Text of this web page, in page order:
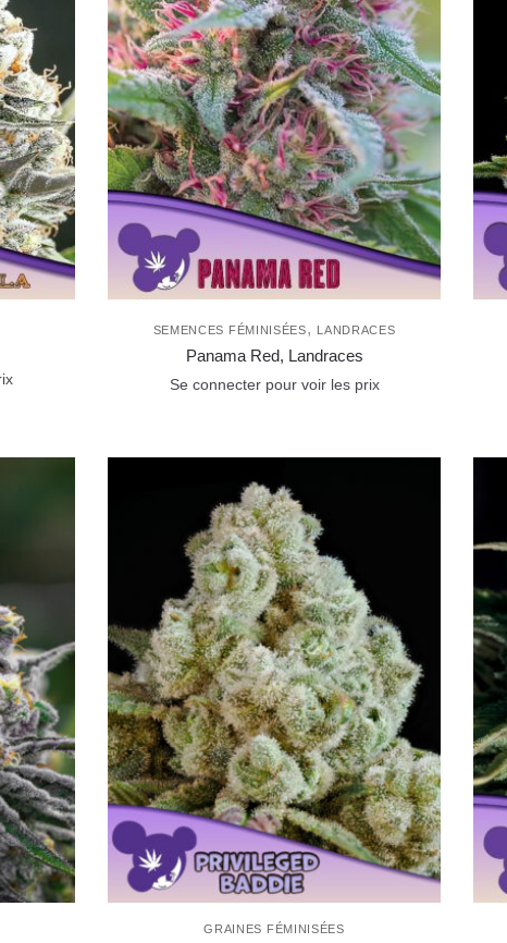
SEMENCES FÉMINISÉES, LANDRACES
Panama Red, Landraces
Se connecter pour voir les prix
GRAINES FÉMINISÉES